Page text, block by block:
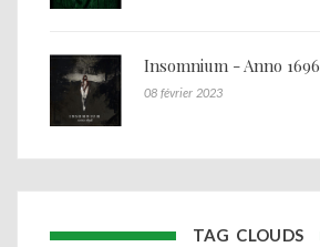
Insomnium - Anno 1696
08 février 2023
TAG CLOUDS